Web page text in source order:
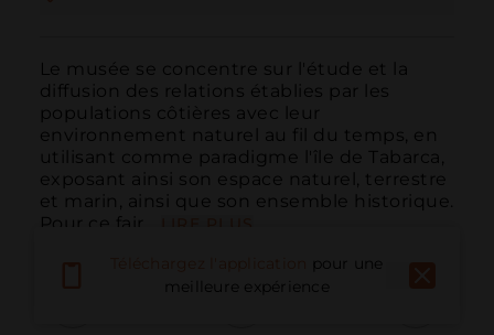
Le musée se concentre sur l'étude et la
diffusion des relations établies par les
populations côtières avec leur
environnement naturel au fil du temps, en
utilisant comme paradigme l'île de Tabarca,
exposant ainsi son espace naturel, terrestre
et marin, ainsi que son ensemble historique.
Pour ce fair...
pour une
meilleure expérience